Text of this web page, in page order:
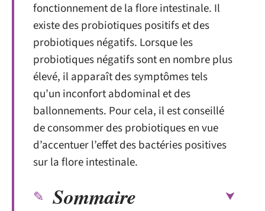
fonctionnement de la flore intestinale. Il
existe des probiotiques positifs et des
probiotiques négatifs. Lorsque les
probiotiques négatifs sont en nombre plus
élevé, il apparaît des symptômes tels
qu’un inconfort abdominal et des
ballonnements. Pour cela, il est conseillé
de consommer des probiotiques en vue
d’accentuer l’effet des bactéries positives
sur la flore intestinale.
Sommaire